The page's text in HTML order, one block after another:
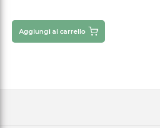
Aggiungi al carrello